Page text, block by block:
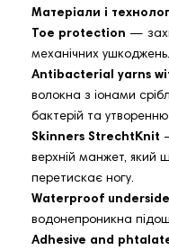
Матеріали і
Toe protection —
механічних ушкоджень.
Antibacterial yarns
волокна з іонами
бактерій та
Skinners StrechtKnit
верхній манжет, який
перетискає ногу.
Waterproof underside
водонепроникна
Adhesive and